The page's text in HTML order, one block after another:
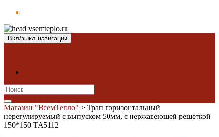
Вкл/выкл навигации
Search
for:
Магазин "ВсемТепло" > Трап горизонтальный
нерегулируемый с выпуском 50мм, с нержавеющей решеткой
150*150 TA5112